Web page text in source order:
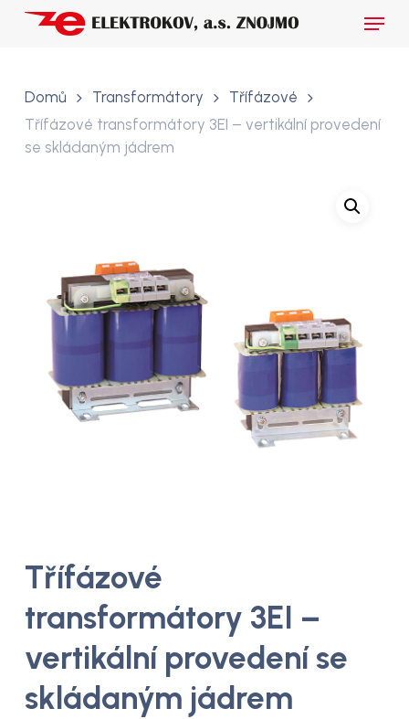
Skip
Menu
Domů Transformátory
Třífázové
Třífázové transformátory 3EI – vertikální provedení
se skládaným jádrem
Třífázové
transformátory 3EI –
vertikální provedení se
skládaným jádrem